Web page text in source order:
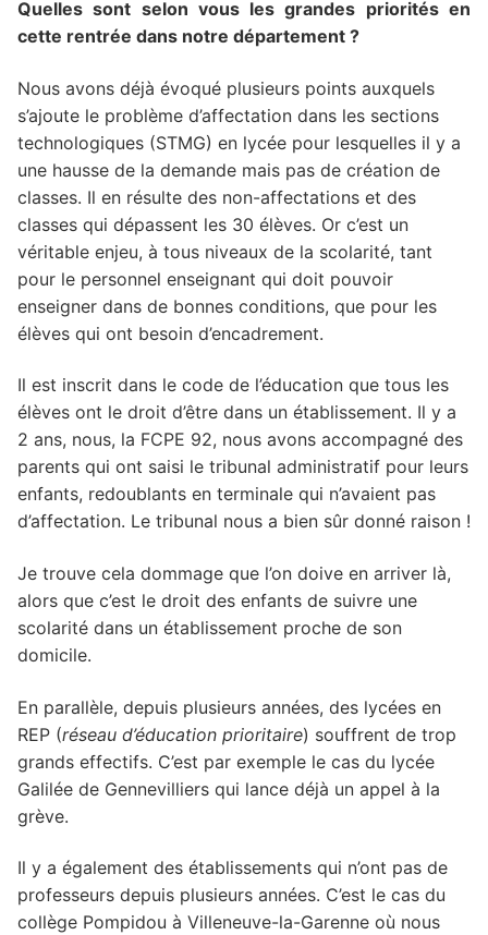
Quelles sont selon vous les grandes priorités en
cette rentrée dans notre département ?
Nous avons déjà évoqué plusieurs points auxquels
s’ajoute le problème d’affectation dans les sections
technologiques (STMG) en lycée pour lesquelles il y a
une hausse de la demande mais pas de création de
classes. Il en résulte des non-affectations et des
classes qui dépassent les 30 élèves. Or c’est un
véritable enjeu, à tous niveaux de la scolarité, tant
pour le personnel enseignant qui doit pouvoir
enseigner dans de bonnes conditions, que pour les
élèves qui ont besoin d’encadrement.
Il est inscrit dans le code de l’éducation que tous les
élèves ont le droit d’être dans un établissement. Il y a
2 ans, nous, la FCPE 92, nous avons accompagné des
parents qui ont saisi le tribunal administratif pour leurs
enfants, redoublants en terminale qui n’avaient pas
d’affectation. Le tribunal nous a bien sûr donné raison !
Je trouve cela dommage que l’on doive en arriver là,
alors que c’est le droit des enfants de suivre une
scolarité dans un établissement proche de son
domicile.
En parallèle, depuis plusieurs années, des lycées en
REP (réseau d’éducation prioritaire) souffrent de trop
grands effectifs. C’est par exemple le cas du lycée
Galilée de Gennevilliers qui lance déjà un appel à la
grève.
Il y a également des établissements qui n’ont pas de
professeurs depuis plusieurs années. C’est le cas du
collège Pompidou à Villeneuve-la-Garenne où nous